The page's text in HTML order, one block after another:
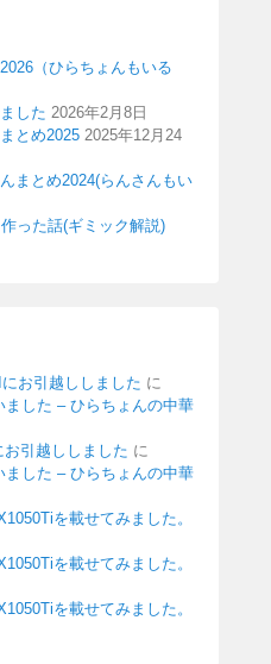
（ひらちょんもいる
した 2026年2月8日
とめ2025 2025年12月24
まとめ2024(らんさんもい
った話(ギミック解説)
お引越ししました に
ました – ひらちょんの中華
引越ししました に
ました – ひらちょんの中華
を載せてみました。
を載せてみました。
を載せてみました。